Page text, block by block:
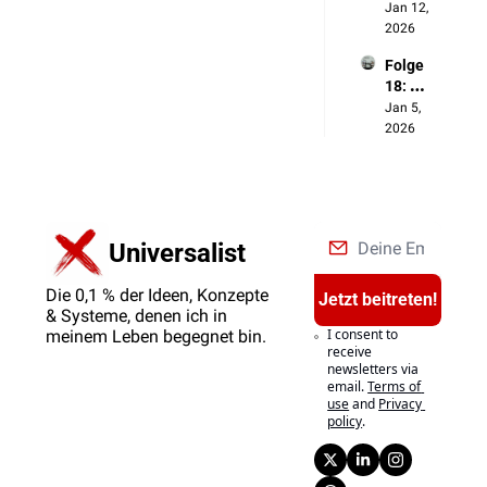
Jahres
rückbli
2025
Jan 12,
2026
Folge
18:
Produk
tivität
Jan 5,
2026
Universalist
Die 0,1 % der Ideen, Konzepte
& Systeme, denen ich in
meinem Leben begegnet bin.
Jetzt beitreten!
I consent to
receive
newsletters via
email.Terms of
useand Privacy
policy.